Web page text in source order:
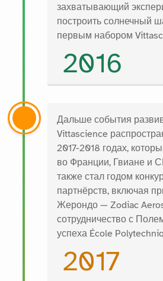
захватывающий
построить солнечный
первым набором
2016
Дальше события
Vittascience
2017-2018 годах,
во Франции, Гвиане и
также стал годом
партнёрств, включая
Жерондо — Zodiac
сотрудничество с
успеха École
2017